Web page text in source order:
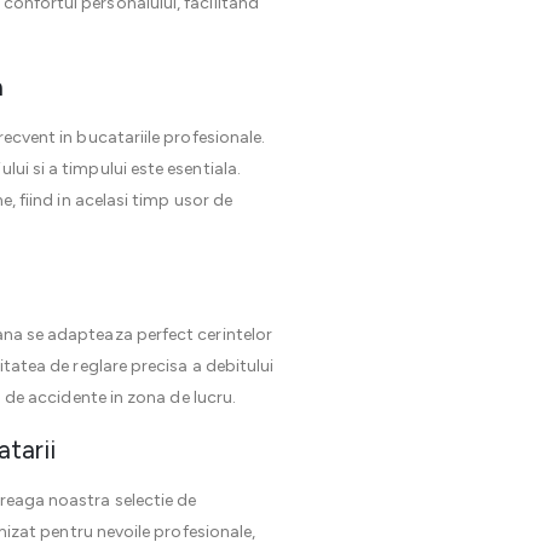
in bucatariile profesionale.
si a timpului este esentiala.
fiind in acelasi timp usor de
se adapteaza perfect cerintelor
de reglare precisa a debitului
accidente in zona de lucru.
noastra selectie de
pentru nevoile profesionale,